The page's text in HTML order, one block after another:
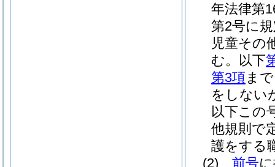
年法律第
第2号に
児童その
む。以下
第3項 ま
をしない
以下この
他規則で
護をする
(2)
前号